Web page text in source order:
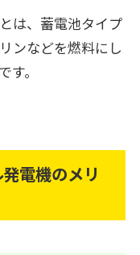
は、蓄電池タイプ
ンなどを燃料にし
。
電機のメリ